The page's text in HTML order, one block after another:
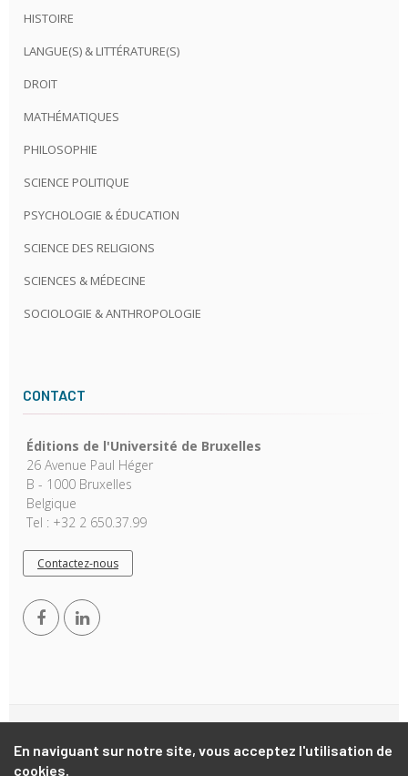
En naviguant sur notre site, vous acceptez l'utilisation de
cookies.
HISTOIRE
LANGUE(S) & LITTÉRATURE(S)
DROIT
MATHÉMATIQUES
PHILOSOPHIE
SCIENCE POLITIQUE
PSYCHOLOGIE & ÉDUCATION
SCIENCE DES RELIGIONS
SCIENCES & MÉDECINE
SOCIOLOGIE & ANTHROPOLOGIE
CONTACT
Éditions de l'Université de Bruxelles
26 Avenue Paul Héger
B - 1000 Bruxelles
Belgique
Tel : +32 2 650.37.99
Contactez-nous
Reserved